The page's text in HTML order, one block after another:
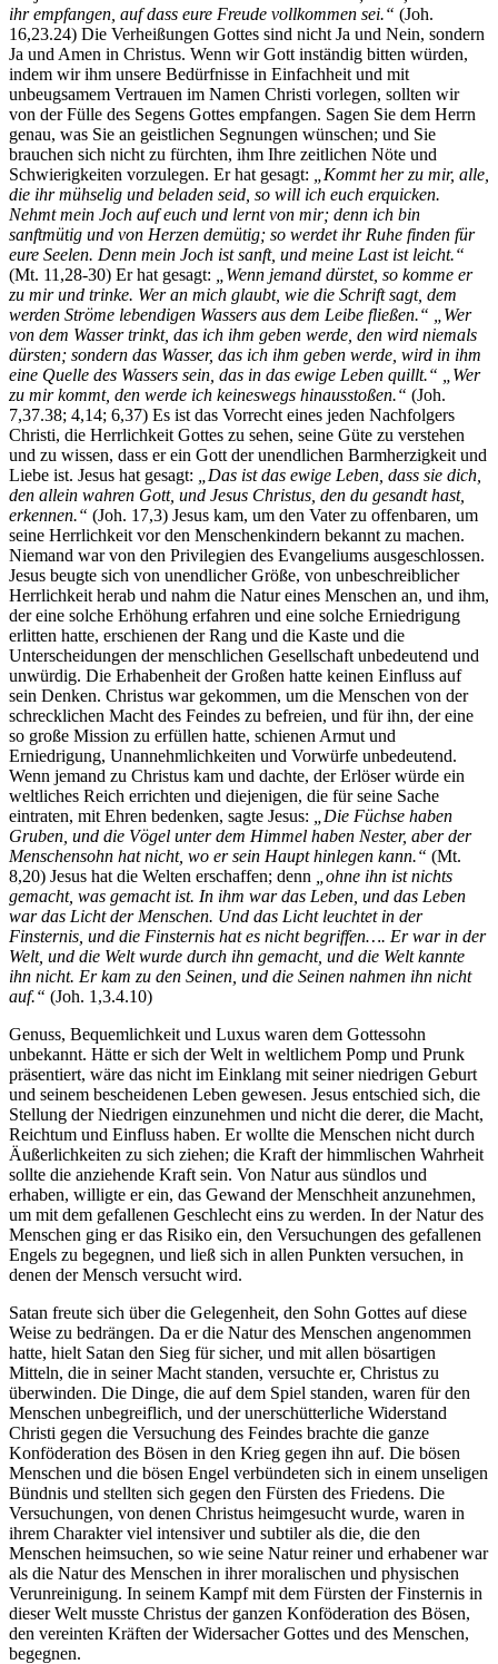
ihr empfangen, auf dass eure Freude vollkommen sei.“ (Joh.
16,23.24) Die Verheißungen Gottes sind nicht Ja und Nein, sondern
Ja und Amen in Christus. Wenn wir Gott inständig bitten würden,
indem wir ihm unsere Bedürfnisse in Einfachheit und mit
unbeugsamem Vertrauen im Namen Christi vorlegen, sollten wir
von der Fülle des Segens Gottes empfangen. Sagen Sie dem Herrn
genau, was Sie an geistlichen Segnungen wünschen; und Sie
brauchen sich nicht zu fürchten, ihm Ihre zeitlichen Nöte und
Schwierigkeiten vorzulegen. Er hat gesagt:
„Kommt her zu mir, alle,
die ihr mühselig und beladen seid, so will ich euch erquicken.
Nehmt mein Joch auf euch und lernt von mir; denn ich bin
sanftmütig und von Herzen demütig; so werdet ihr Ruhe finden für
eure Seelen. Denn mein Joch ist sanft, und meine Last ist leicht.“
(Mt. 11,28-30) Er hat gesagt:
„Wenn jemand dürstet, so komme er
zu mir und trinke. Wer an mich glaubt, wie die Schrift sagt, dem
werden Ströme lebendigen Wassers aus dem Leibe fließen.“
„Wer
von dem Wasser trinkt, das ich ihm geben werde, den wird niemals
dürsten; sondern das Wasser, das ich ihm geben werde, wird in ihm
eine Quelle des Wassers sein, das in das ewige Leben quillt.“ „Wer
zu mir kommt, den werde ich keineswegs hinausstoßen.“ (Joh.
7,37.38; 4,14; 6,37) Es ist das Vorrecht eines jeden Nachfolgers
Christi, die Herrlichkeit Gottes zu sehen, seine Güte zu verstehen
und zu wissen, dass er ein Gott der unendlichen Barmherzigkeit und
Liebe ist. Jesus hat gesagt:
„Das ist das ewige Leben, dass sie dich,
den allein wahren Gott, und Jesus Christus, den du gesandt hast,
erkennen.“ (Joh. 17,3) Jesus kam, um den Vater zu offenbaren, um
seine Herrlichkeit vor den Menschenkindern bekannt zu machen.
Niemand war von den Privilegien des Evangeliums ausgeschlossen.
Jesus beugte sich von unendlicher Größe, von unbeschreiblicher
Herrlichkeit herab und nahm die Natur eines Menschen an, und ihm,
der eine solche Erhöhung erfahren und eine solche Erniedrigung
erlitten hatte, erschienen der Rang und die Kaste und die
Unterscheidungen der menschlichen Gesellschaft unbedeutend und
unwürdig. Die Erhabenheit der Großen hatte keinen Einfluss auf
sein Denken. Christus war gekommen, um die Menschen von der
schrecklichen Macht des Feindes zu befreien, und für ihn, der eine
so große Mission zu erfüllen hatte, schienen Armut und
Erniedrigung, Unannehmlichkeiten und Vorwürfe unbedeutend.
Wenn jemand zu Christus kam und dachte, der Erlöser würde ein
weltliches Reich errichten und diejenigen, die für seine Sache
eintraten, mit Ehren bedenken, sagte Jesus:
„Die Füchse haben
Gruben, und die Vögel unter dem Himmel haben Nester, aber der
Menschensohn hat nicht, wo er sein Haupt hinlegen kann.“ (Mt.
8,20) Jesus hat die Welten erschaffen; denn
„ohne ihn ist nichts
gemacht, was gemacht ist. In ihm war das Leben, und das Leben
war das Licht der Menschen. Und das Licht leuchtet in der
Finsternis, und die Finsternis hat es nicht begriffen…. Er war in der
Welt, und die Welt wurde durch ihn gemacht, und die Welt kannte
ihn nicht. Er kam zu den Seinen, und die Seinen nahmen ihn nicht
auf.“ (Joh. 1,3.4.10)
Genuss, Bequemlichkeit und Luxus waren dem Gottessohn
unbekannt. Hätte er sich der Welt in weltlichem Pomp und Prunk
präsentiert, wäre das nicht im Einklang mit seiner niedrigen Geburt
und seinem bescheidenen Leben gewesen. Jesus entschied sich, die
Stellung der Niedrigen einzunehmen und nicht die derer, die Macht,
Reichtum und Einfluss haben. Er wollte die Menschen nicht durch
Äußerlichkeiten zu sich ziehen; die Kraft der himmlischen Wahrheit
sollte die anziehende Kraft sein. Von Natur aus sündlos und
erhaben, willigte er ein, das Gewand der Menschheit anzunehmen,
um mit dem gefallenen Geschlecht eins zu werden. In der Natur des
Menschen ging er das Risiko ein, den Versuchungen des gefallenen
Engels zu begegnen, und ließ sich in allen Punkten versuchen, in
denen der Mensch versucht wird.
Satan freute sich über die Gelegenheit, den Sohn Gottes auf diese
Weise zu bedrängen. Da er die Natur des Menschen angenommen
hatte, hielt Satan den Sieg für sicher, und mit allen bösartigen
Mitteln, die in seiner Macht standen, versuchte er, Christus zu
überwinden. Die Dinge, die auf dem Spiel standen, waren für den
Menschen unbegreiflich, und der unerschütterliche Widerstand
Christi gegen die Versuchung des Feindes brachte die ganze
Konföderation des Bösen in den Krieg gegen ihn auf. Die bösen
Menschen und die bösen Engel verbündeten sich in einem unseligen
Bündnis und stellten sich gegen den Fürsten des Friedens. Die
Versuchungen, von denen Christus heimgesucht wurde, waren in
ihrem Charakter viel intensiver und subtiler als die, die den
Menschen heimsuchen, so wie seine Natur reiner und erhabener war
als die Natur des Menschen in ihrer moralischen und physischen
Verunreinigung. In seinem Kampf mit dem Fürsten der Finsternis in
dieser Welt musste Christus der ganzen Konföderation des Bösen,
den vereinten Kräften der Widersacher Gottes und des Menschen,
begegnen.